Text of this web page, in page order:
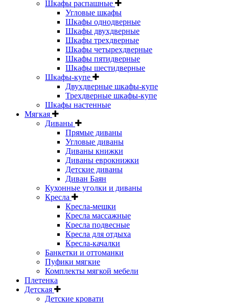
Шкафы распашные
Угловые шкафы
Шкафы однодверные
Шкафы двухдверные
Шкафы трехдверные
Шкафы четырехдверные
Шкафы пятидверные
Шкафы шестидверные
Шкафы-купе
Двухдверные шкафы-купе
Трехдверные шкафы-купе
Шкафы настенные
Мягкая
Диваны
Прямые диваны
Угловые диваны
Диваны книжки
Диваны еврокнижки
Детские диваны
Диван Баян
Кухонные уголки и диваны
Кресла
Кресла-мешки
Кресла массажные
Кресла подвесные
Кресла для отдыха
Кресла-качалки
Банкетки и оттоманки
Пуфики мягкие
Комплекты мягкой мебели
Плетенка
Детская
Детские кровати